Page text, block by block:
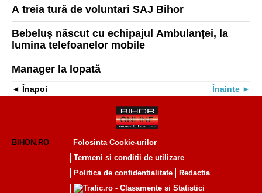
A treia tură de voluntari SAJ Bihor
Bebeluș născut cu echipajul Ambulanței, la
lumina telefoanelor mobile
Manager la lopată
Înapoi Înainte
BIHON.RO
Folosinta Cookie-urilor
Termeni si conditii de utilizare
Politica de confidentialitate
Redactia